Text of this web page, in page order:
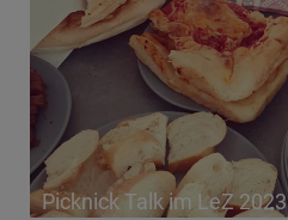
Picknick Talk im LeZ 2023